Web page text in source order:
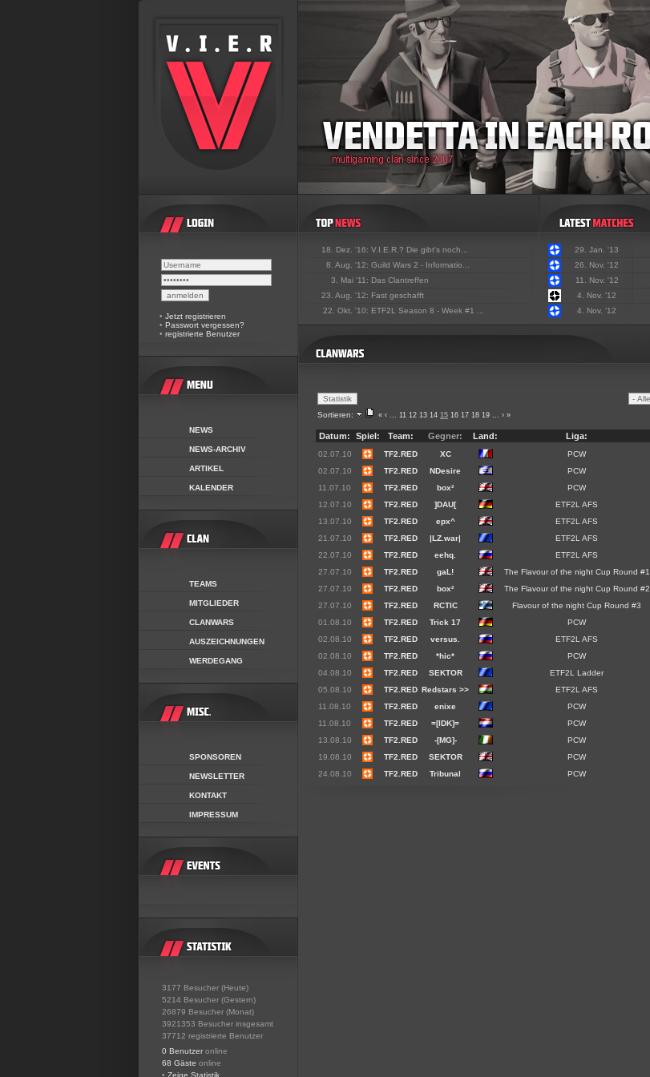
• Jetzt registrieren
• Passwort vergessen?
• registrierte Benutzer
NEWS
NEWS-ARCHIV
ARTIKEL
KALENDER
TEAMS
MITGLIEDER
CLANWARS
AUSZEICHNUNGEN
WERDEGANG
SPONSOREN
NEWSLETTER
KONTAKT
IMPRESSUM
3177 Besucher (Heute)
5214 Besucher (Gestern)
26879 Besucher (Monat)
3921353 Besucher insgesamt
37712 registrierte Benutzer
0 Benutzer online
68 Gäste online
• Zeige Statistik
18. Dez. '16: V.I.E.R.? Die gibt's noch...
8. Aug. '12: Guild Wars 2 - Informatio...
3. Mai '11: Das Clantreffen
23. Aug. '12: Fast geschafft
22. Okt. '10: ETF2L Season 8 - Week #1 ...
29. Jan. '13
26. Nov. '12
11. Nov. '12
4. Nov. '12
4. Nov. '12
Sortieren: « ‹ ... 11 12 13 14 15 16 17 18 19 ... › »
Datum: Spiel: Team: Gegner: Land: Liga:
02.07.10 TF2.RED XC PCW
02.07.10
TF2.RED NDesire PCW
11.07.10
TF2.RED box² PCW
12.07.10
TF2.RED ]DAU[ ETF2L AFS
13.07.10
TF2.RED epx^ ETF2L AFS
21.07.10
TF2.RED |LZ.war| ETF2L AFS
22.07.10
TF2.RED eehq. ETF2L AFS
27.07.10
TF2.RED gaL! The Flavour of the night Cup Round #1
27.07.10
TF2.RED box² The Flavour of the night Cup Round #2
27.07.10
TF2.RED RCTIC Flavour of the night Cup Round #3
01.08.10
TF2.RED Trick 17 PCW
02.08.10
TF2.RED versus. ETF2L AFS
02.08.10
TF2.RED *hic* PCW
04.08.10
TF2.RED SEKTOR ETF2L Ladder
05.08.10
TF2.RED Redstars >> ETF2L AFS
11.08.10
TF2.RED enixe PCW
11.08.10
TF2.RED =[IDK]= PCW
13.08.10
TF2.RED -[MG]- PCW
19.08.10
TF2.RED SEKTOR PCW
24.08.10
TF2.RED Tribunal PCW